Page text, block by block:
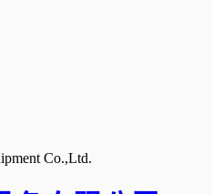
Co.,Ltd.